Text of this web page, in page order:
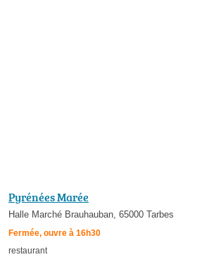
Pyrénées Marée
Halle Marché Brauhauban, 65000 Tarbes
Fermée, ouvre à 16h30
restaurant